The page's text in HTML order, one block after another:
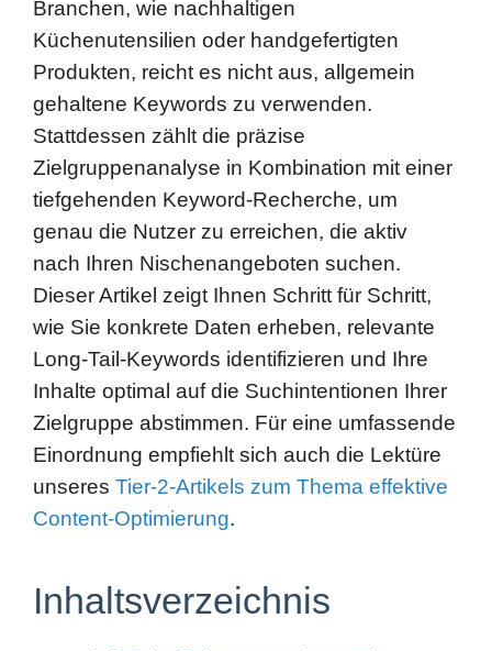
gehaltene Keywords zu verwenden.
Stattdessen zählt die präzise
Zielgruppenanalyse in Kombination mit einer
tiefgehenden Keyword-Recherche, um
genau die Nutzer zu erreichen, die aktiv
nach Ihren Nischenangeboten suchen.
Dieser Artikel zeigt Ihnen Schritt für Schritt,
wie Sie konkrete Daten erheben, relevante
Long-Tail-Keywords identifizieren und Ihre
Inhalte optimal auf die Suchintentionen Ihrer
Zielgruppe abstimmen. Für eine umfassende
Einordnung empfiehlt sich auch die Lektüre
unseresTier-2-Artikels zum Thema effektive
Content-Optimierung.
Inhaltsverzeichnis
Zielgruppensegmentierung